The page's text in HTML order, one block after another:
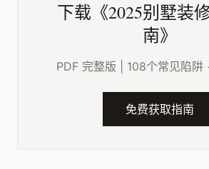
下载《2025别墅装
南》
PDF 完整版 | 108个常见陷阱
免费获取指南